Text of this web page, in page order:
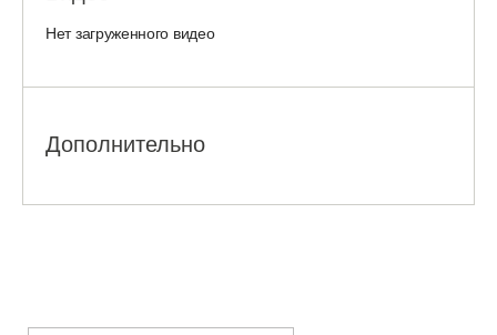
Нет загруженного видео
Дополнительно